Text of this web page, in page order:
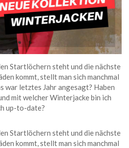
Startlöchern steht und die nächste
kommt, stellt man sich manchmal
war letztes Jahr angesagt? Haben
mit welcher Winterjacke bin ich
up-to-date?
Startlöchern steht und die nächste
kommt, stellt man sich manchmal